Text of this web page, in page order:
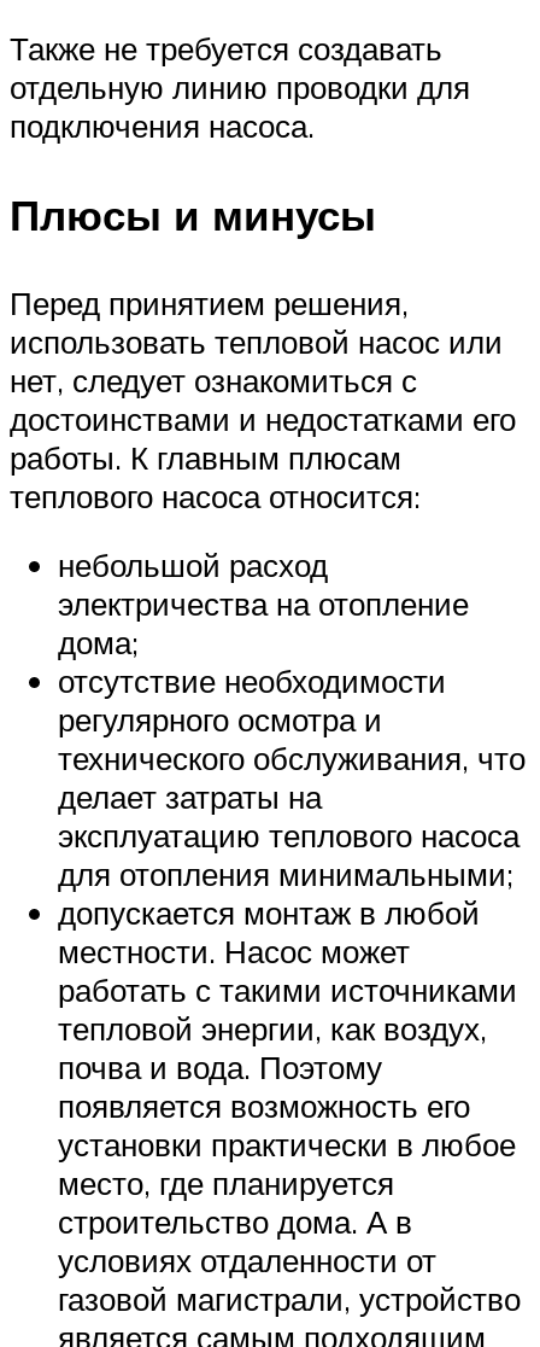
Также не требуется создавать
отдельную линию проводки для
подключения насоса.
Плюсы и минусы
Перед принятием решения,
использовать тепловой насос или
нет, следует ознакомиться с
достоинствами и недостатками его
работы. К главным плюсам
теплового насоса относится:
небольшой расход
электричества на отопление
дома;
отсутствие необходимости
регулярного осмотра и
технического обслуживания, что
делает затраты на
эксплуатацию теплового насоса
для отопления минимальными;
допускается монтаж в любой
местности. Насос может
работать с такими источниками
тепловой энергии, как воздух,
почва и вода. Поэтому
появляется возможность его
установки практически в любое
место, где планируется
строительство дома. А в
условиях отдаленности от
газовой магистрали, устройство
является самым подходящим